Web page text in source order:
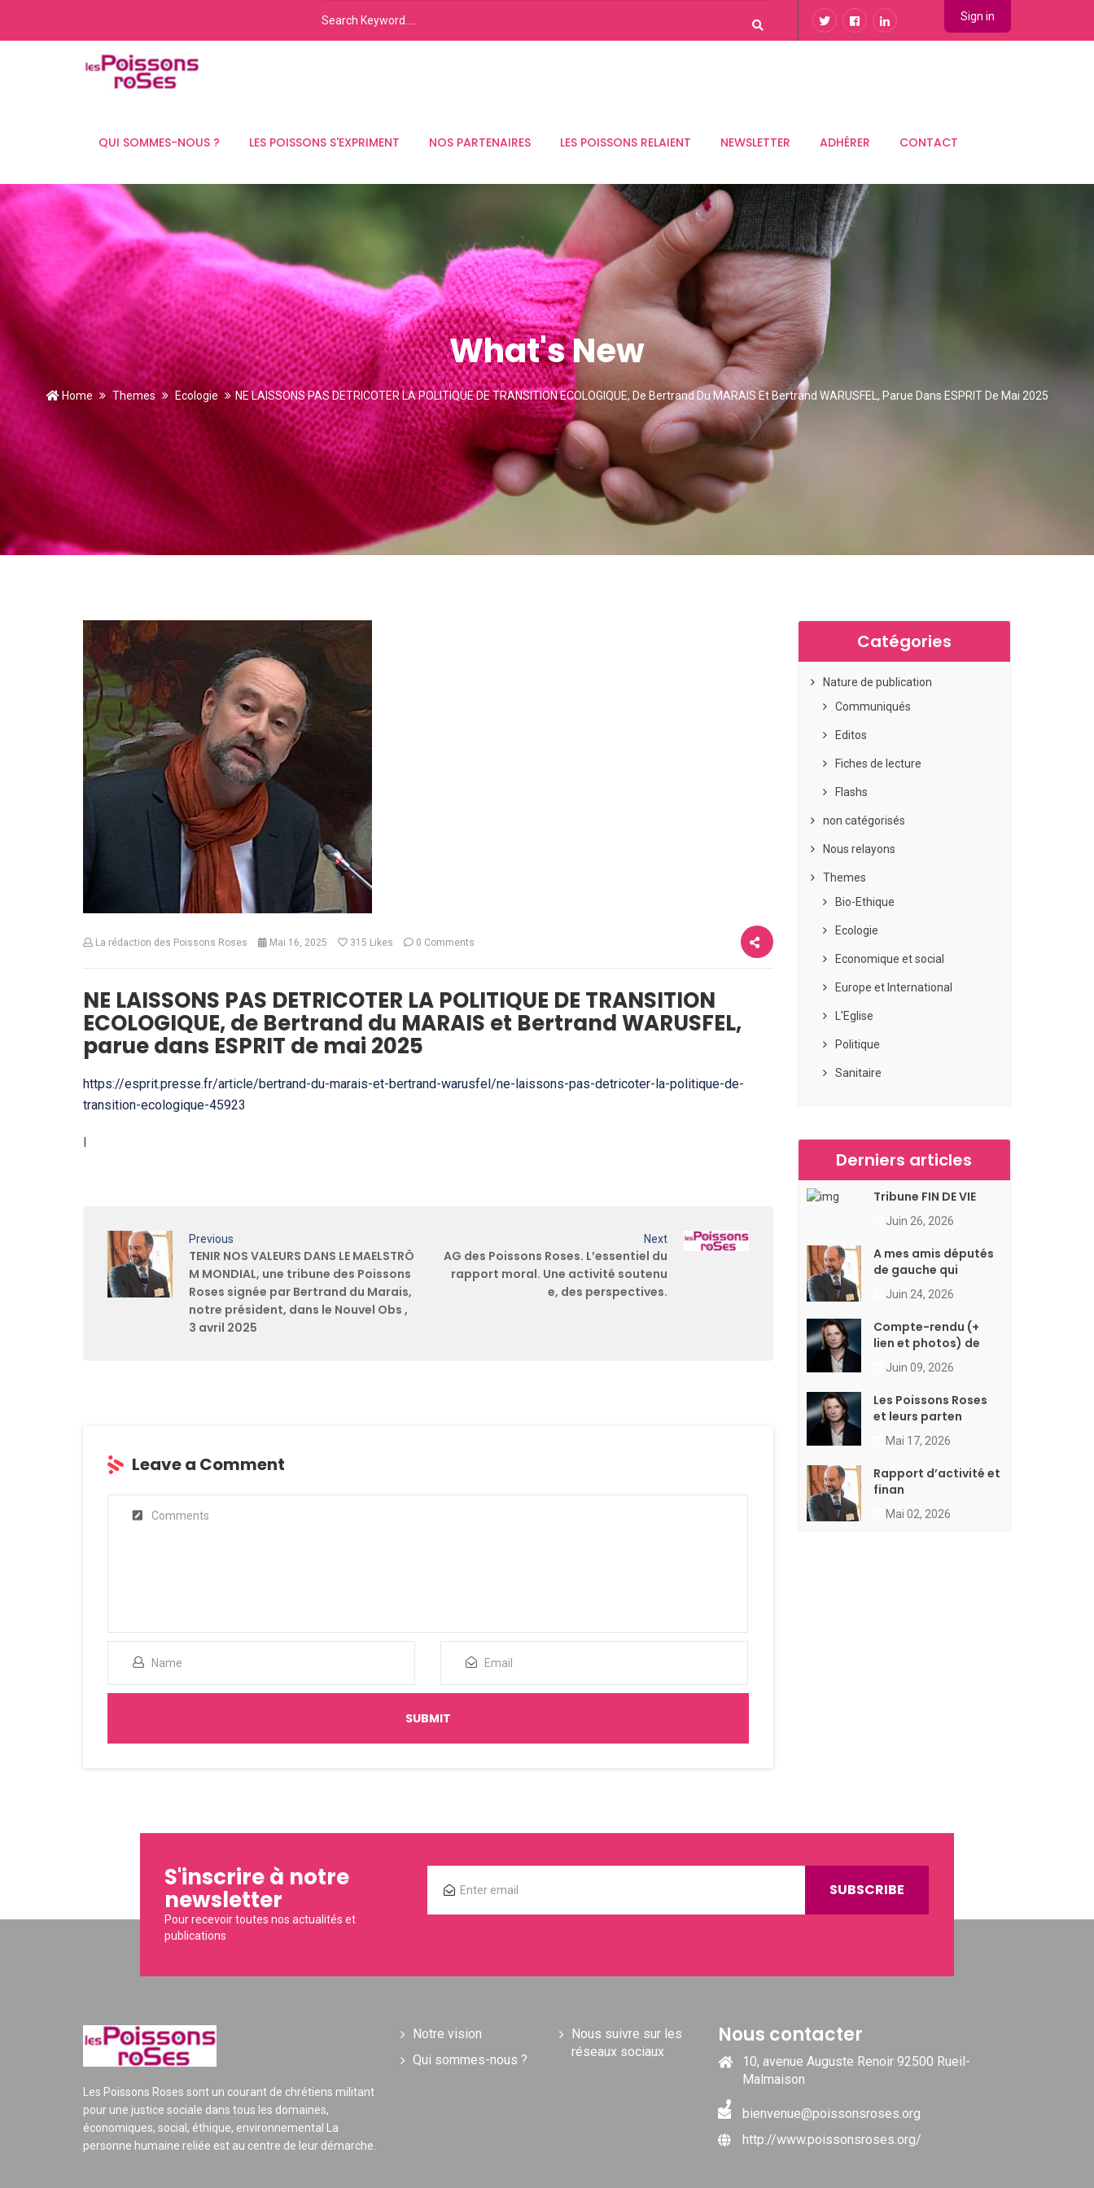
Sign in
QUI SOMMES-NOUS ? LES POISSONS S'EXPRIMENT NOS PARTENAIRES LES POISSONS RELAIENT NEWSLETTER ADHÉRER CONTACT
What's New
Home Themes Ecologie NE LAISSONS PAS DETRICOTER LA POLITIQUE DE TRANSITION ECOLOGIQUE, De Bertrand Du MARAIS Et Bertrand WARUSFEL, Parue Dans ESPRIT De Mai 2025
La rédaction des Poissons Roses Mai 16, 2025 315 Likes 0 Comments
NE LAISSONS PAS DETRICOTER LA POLITIQUE DE TRANSITION
ECOLOGIQUE, de Bertrand du MARAIS et Bertrand WARUSFEL,
parue dans ESPRIT de mai 2025
https://esprit.presse.fr/article/bertrand-du-marais-et-bertrand-warusfel/ne-laissons-pas-detricoter-la-politique-de-
transition-ecologique-45923
Previous
TENIR NOS VALEURS DANS LE MAELSTRÖ
M MONDIAL, une tribune des Poissons
Roses signée par Bertrand du Marais,
notre président, dans le Nouvel Obs ,
3 avril 2025
Next
AG des Poissons Roses. L’essentiel du
rapport moral. Une activité soutenu
e, des perspectives.
Leave a Comment
Catégories
Nature de publication
Communiqués
Editos
Fiches de lecture
Flashs
non catégorisés
Nous relayons
Themes
Bio-Ethique
Ecologie
Economique et social
Europe et International
L'Eglise
Politique
Sanitaire
Derniers articles
Tribune FIN DE VIE
Juin 26, 2026
A mes amis députés
de gauche qui
Juin 24, 2026
Compte-rendu (+
lien et photos) de
Juin 09, 2026
Les Poissons Roses
et leurs parten
Mai 17, 2026
Rapport d’activité et
finan
Mai 02, 2026
S'inscrire à notre
newsletter
Pour recevoir toutes nos actualités et
publications
Les Poissons Roses sont un courant de chrétiens militant
pour une justice sociale dans tous les domaines,
économiques, social, éthique, environnemental La
personne humaine reliée est au centre de leur démarche.
Notre vision
Qui sommes-nous ?
Nous suivre sur les
réseaux sociaux
Nous contacter
10, avenue Auguste Renoir 92500 Rueil-
Malmaison
bienvenue@poissonsroses.org
http://www.poissonsroses.org/